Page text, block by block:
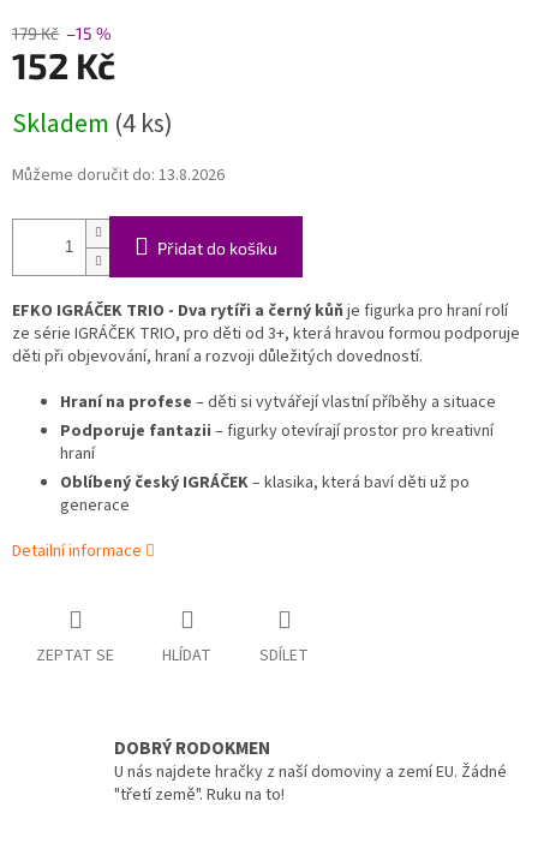
179 Kč –15 %
152 Kč
cena:
Skladem (4 ks)
Můžeme doručit do: 13.8.2026
Přidat do košíku
EFKO IGRÁČEK TRIO - Dva rytíři a černý kůň je figurka pro hraní rolí
ze série IGRÁČEK TRIO, pro děti od 3+, která hravou formou podporuje
děti při objevování, hraní a rozvoji důležitých dovedností.
Hraní na profese – děti si vytvářejí vlastní příběhy a situace
Podporuje fantazii – figurky otevírají prostor pro kreativní
hraní
Oblíbený český IGRÁČEK– klasika, která baví děti už po
generace
Detailní informace
ZEPTAT SE HLÍDAT SDÍLET
DOBRÝ RODOKMEN
U nás najdete hračky z naší domoviny a zemí EU. Žádné
"třetí země". Ruku na to!